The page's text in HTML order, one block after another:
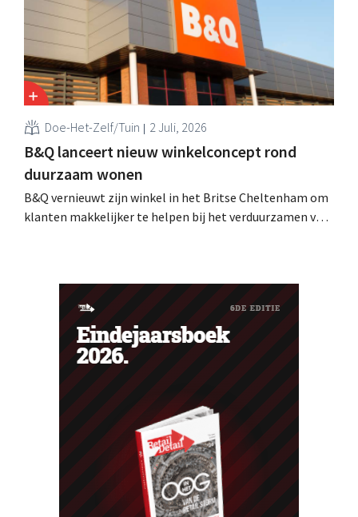
resultaten en tevredener klanten op.
Doe-Het-Zelf/Tuin 2 Juli, 2026
B&Q lanceert nieuw winkelconcept rond
duurzaam wonen
B&Q vernieuwt zijn winkel in het Britse Cheltenham om
klanten makkelijker te helpen bij het verduurzamen van